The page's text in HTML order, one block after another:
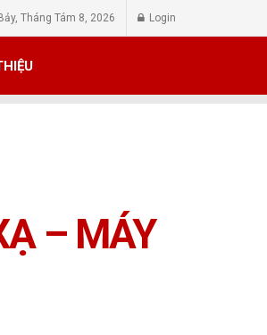
Tháng Tám 8, 2026 Login
– MÁY